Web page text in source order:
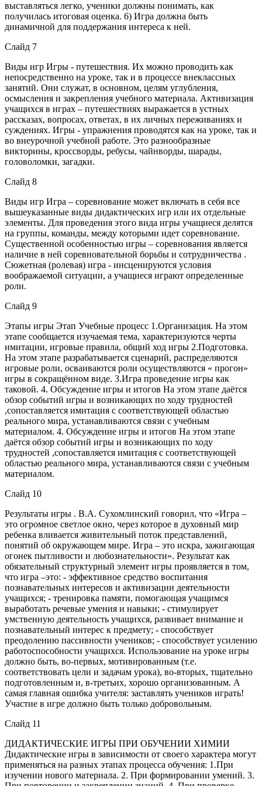
выставляться легко, ученики должны понимать, как
получилась итоговая оценка. 6) Игра должна быть
динамичной для поддержания интереса к ней.
Слайд 7
Виды игр Игры - путешествия. Их можно проводить как
непосредственно на уроке, так и в процессе внеклассных
занятий. Они служат, в основном, целям углубления,
осмысления и закрепления учебного материала. Активизация
учащихся в играх – путешествиях выражается в устных
рассказах, вопросах, ответах, в их личных переживаниях и
суждениях. Игры - упражнения проводятся как на уроке, так и
во внеурочной учебной работе. Это разнообразные
викторины, кроссворды, ребусы, чайнворды, шарады,
головоломки, загадки.
Слайд 8
Виды игр Игра – соревнование может включать в себя все
вышеуказанные виды дидактических игр или их отдельные
элементы. Для проведения этого вида игры учащиеся делятся
на группы, команды, между которыми идет соревнование.
Существенной особенностью игры – соревнования является
наличие в ней соревновательной борьбы и сотрудничества .
Сюжетная (ролевая) игра - инсценируются условия
воображаемой ситуации, а учащиеся играют определенные
роли.
Слайд 9
Этапы игры Этап Учебные процесс 1.Организация. На этом
этапе сообщается изучаемая тема, характеризуются черты
имитации, игровые правила, общий ход игры 2.Подготовка.
На этом этапе разрабатывается сценарий, распределяются
игровые роли, осваиваются роли осуществляются « прогон»
игры в сокращённом виде. 3.Игра проведение игры как
таковой. 4. Обсуждение игры и итогов На этом этапе даётся
обзор событий игры и возникающих по ходу трудностей
,сопоставляется имитация с соответствующей областью
реального мира, устанавливаются связи с учебным
материалом. 4. Обсуждение игры и итогов На этом этапе
даётся обзор событий игры и возникающих по ходу
трудностей ,сопоставляется имитация с соответствующей
областью реального мира, устанавливаются связи с учебным
материалом.
Слайд 10
Результаты игры . В.А. Сухомлинский говорил, что «Игра –
это огромное светлое окно, через которое в духовный мир
ребенка вливается живительный поток представлений,
понятий об окружающем мире. Игра – это искра, зажигающая
огонек пытливости и любознательности». Результат как
обязательный структурный элемент игры проявляется в том,
что игра –это: - эффективное средство воспитания
познавательных интересов и активизации деятельности
учащихся; - тренировка памяти, помогающая учащимся
выработать речевые умения и навыки; - стимулирует
умственную деятельность учащихся, развивает внимание и
познавательный интерес к предмету; - способствует
преодолению пассивности учеников; - способствует усилению
работоспособности учащихся. Использование на уроке игры
должно быть, во-первых, мотивированным (т.е.
соответствовать цели и задачам урока), во-вторых, тщательно
подготовленным и, в-третьих, хорошо организованным. А
самая главная ошибка учителя: заставлять учеников играть!
Участие в игре должно быть только добровольным.
Слайд 11
ДИДАКТИЧЕСКИЕ ИГРЫ ПРИ ОБУЧЕНИИ ХИМИИ
Дидактические игры в зависимости от своего характера могут
применяться на разных этапах процесса обучения: 1.При
изучении нового материала. 2. При формировании умений. 3.